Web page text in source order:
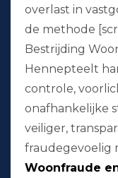
overlast in
de methode
Bestrijding
Hennepteelt
controle,
onafhankelijke
veiliger,
fraudegevoelig
Woonfraude